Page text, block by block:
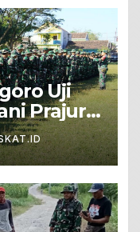
Uji
Prajurit
Blok